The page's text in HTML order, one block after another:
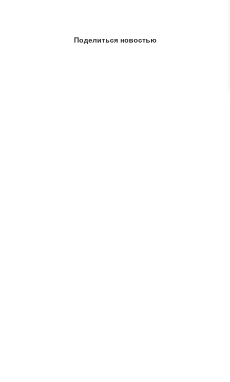
Поделиться новостью